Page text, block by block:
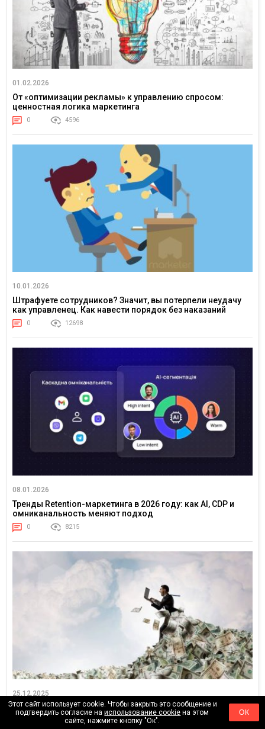
01.02.2026
От «оптимизации рекламы» к управлению спросом:
ценностная логика маркетинга
0 4596
10.01.2026
Штрафуете сотрудников? Значит, вы потерпели неудачу
как управленец. Как навести порядок без наказаний
0 12698
08.01.2026
Тренды Retention-маркетинга в 2026 году: как AI, CDP и
омниканальность меняют подход
0 8215
25.12.2025
Вы бедны не из-за лени. Почему одни зарабатывают
копейки, а другие — миллионы за ту же работу
Этот сайт использует cookie. Чтобы закрыть это сообщение и
подтвердить согласие наиспользование cookie на этом
сайте, нажмите кнопку "Ок".
ОК